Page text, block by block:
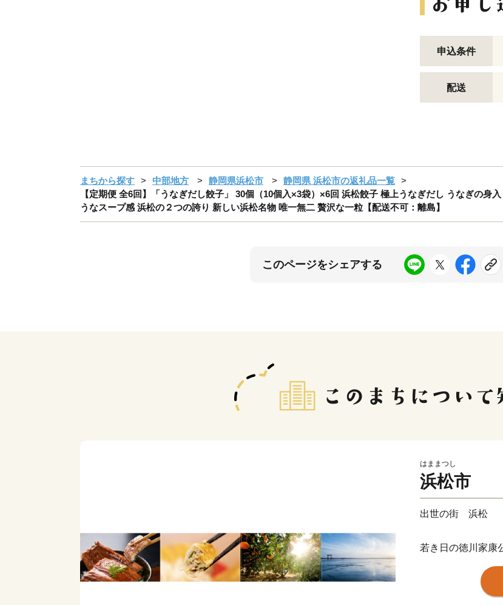
申込条件
配送
まちから探す 中部地方 静岡県浜松市
静岡県 浜松市の返礼品一覧
【定期便 全6回】「うなぎだし餃子」 30個（10個入×3袋）×6回 浜松餃子 極上うなぎだし うなぎの身
うなスープ感 浜松の２つの誇り 新しい浜松名物 唯一無二 贅沢な一粒【配送不可：離島】
このページをシェアする
はままつし
浜松市
出世の街 浜松
若き日の徳川家康
野忠邦など歴代城
近代では、世界
か、世界に名高い